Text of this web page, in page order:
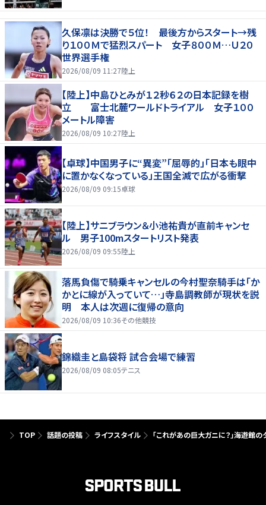
久保凛は決勝で５位！ 最後方からスタート→残
り１００Ｍで猛烈スパート 女子８００Ｍ…Ｕ２０
世界選手権
2026/08/09 11:27陸上
【陸上】中島ひとみが１２秒６２の日本記録を樹
立 富士北麓ワールドトライアル 女子１００
メートル障害
2026/08/09 10:27陸上
【卓球】中国男子に“異変”「屈辱的」「日本も眼中
に置かなくなっている」王国全滅で広がる衝撃
2026/08/09 09:15卓球
【陸上】サニブラウン＆小池祐貴が直前キャンセ
ル 男子100mスタートリスト発表
2026/08/09 09:55陸上
落馬負傷で騎乗キャンセルの今村聖奈騎手は「か
かとに線が入っていて…」寺島調教師が現状を説
明 本人は次週に復帰の意向
2026/08/09 10:36その他競技
錦織圭と島袋将 試合会場で練習
2026/08/09 08:05テニス
TOP 話題の投稿 ライフスタイル 「これがあの巨大ガニに？」海遊館